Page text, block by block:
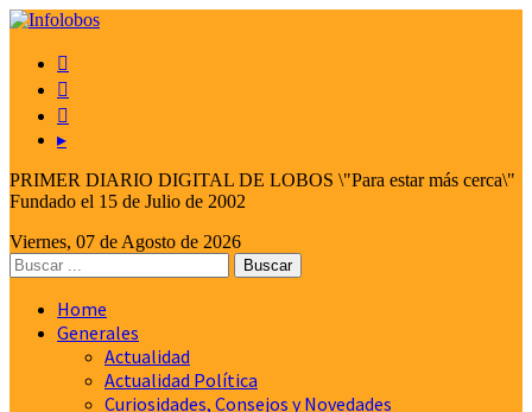



▸
PRIMER DIARIO DIGITAL DE LOBOS \"Para estar más cerca\"
Fundado el 15 de Julio de 2002
Viernes, 07 de Agosto de 2026
Home
Generales
Actualidad
Actualidad Política
Curiosidades, Consejos y Novedades